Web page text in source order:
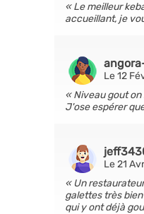
Le meilleur
accueillant, je
Le 12
Niveau gout
J'ose espérer
Le 21
Un
galettes très
qui y ont déjà